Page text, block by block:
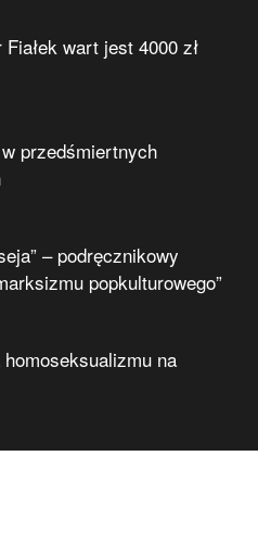
wart jest 4000 zł
przedśmiertnych
– podręcznikowy
popkulturowego”
na